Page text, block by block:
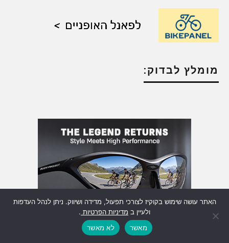
מומלץ לבדוק:
האתר עושה שימוש בקוקיז לצורכי תפעול, מדידה ושיווק. ניתן לנהל העדפות
ולעיין ב מדיניות הפרטיות .
מאשר
לא מאשר